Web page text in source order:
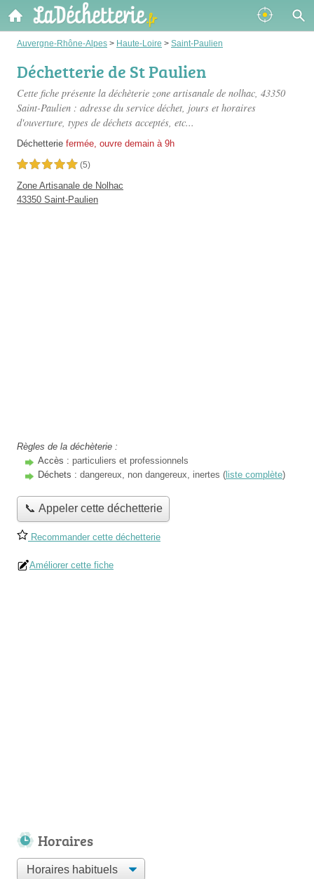
Auvergne-Rhône-Alpes > Haute-Loire > Saint-Paulien
Déchetterie de St Paulien
Cette fiche présente la déchèterie zone artisanale de nolhac, 43350
Saint-Paulien : adresse du service déchet, jours et horaires
d'ouverture, types de déchets acceptés, etc...
Déchetterie fermée, ouvre demain à 9h
5,0 étoiles sur 5 (5)
Zone Artisanale de Nolhac
43350 Saint-Paulien
Règles de la déchèterie :
Accès : particuliers et professionnels
Déchets : dangereux, non dangereux, inertes ( liste complète)
📞 Appeler cette déchetterie
Recommander cette déchetterie
Améliorer cette fiche
Horaires